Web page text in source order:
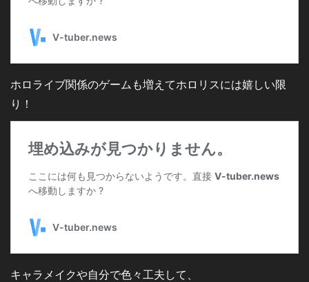
ホロライブ関係のゲームも増えてホロリスには嬉しい限
り！
キャラメイクや自分で色々工夫して、